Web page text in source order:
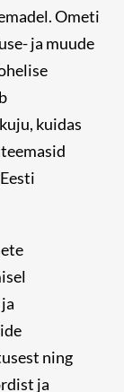
Ometi
ja muude
kuidas
ning
ja